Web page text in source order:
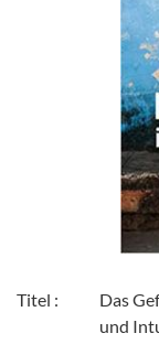
Titel :
Das
und